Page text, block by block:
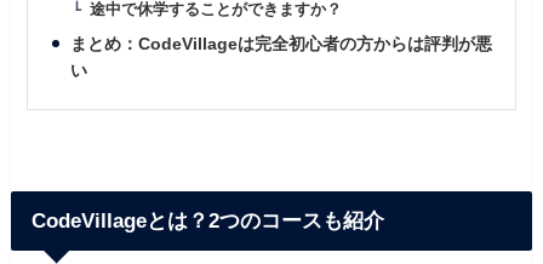
途中で休学することができますか？
まとめ：CodeVillageは完全初心者の方からは評判が悪
い
CodeVillageとは？2つのコースも紹介